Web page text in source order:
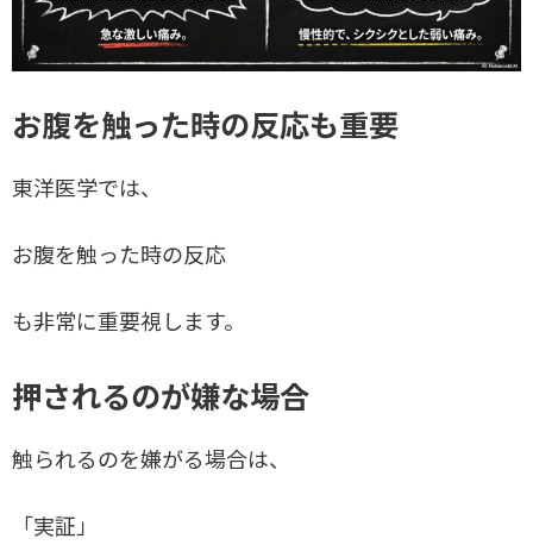
お腹を触った時の反応も重要
東洋医学では、
お腹を触った時の反応
も非常に重要視します。
押されるのが嫌な場合
触られるのを嫌がる場合は、
「実証」